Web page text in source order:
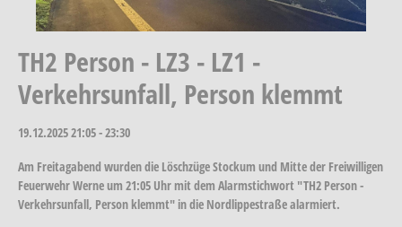
TH2 Person - LZ3 - LZ1 -
Verkehrsunfall, Person klemmt
19.12.202521:05 - 23:30
Am Freitagabend wurden die Löschzüge Stockum und Mitte der Freiwilligen
Feuerwehr Werne um 21:05 Uhr mit dem Alarmstichwort "TH2 Person -
Verkehrsunfall, Person klemmt" in die Nordlippestraße alarmiert.